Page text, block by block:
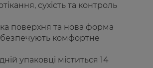
сухість та контроль
поверхня та нова форма
комфортне
упаковці міститься 14